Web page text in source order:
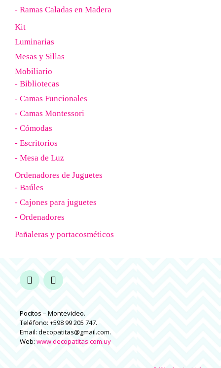
- Ramas Caladas en Madera
Kit
Luminarias
Mesas y Sillas
Mobiliario
- Bibliotecas
- Camas Funcionales
- Camas Montessori
- Cómodas
- Escritorios
- Mesa de Luz
Ordenadores de Juguetes
- Baúles
- Cajones para juguetes
- Ordenadores
Pañaleras y portacosméticos
Pocitos – Montevideo.
Teléfono: +598 99 205 747.
Email: decopatitas@gmail.com.
Web: www.decopatitas.com.uy